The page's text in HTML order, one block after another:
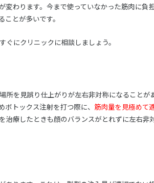
わります。今まで使っていなかった筋肉に負
とが多いです。
にクリニックに相談しましょう。
所を見誤り仕上がりが左右非対称になることが
トックス注射を打つ際に、 筋肉量を見極めて
治療したときも顔のバランスがとれずに左右非